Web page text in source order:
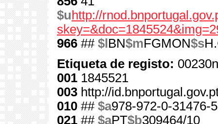
$u http://
966 ## $l BN$mFGMON$s
Etiqueta de registo:
001 1845521
003 http://
010 ## $a978-972-0-31476-5
021 ## $aPT$b309464/10